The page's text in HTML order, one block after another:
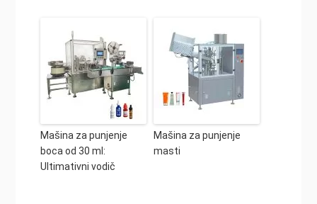
Mašina za punjenje
boca od 30 ml:
Ultimativni vodič
Mašina za punjenje
masti